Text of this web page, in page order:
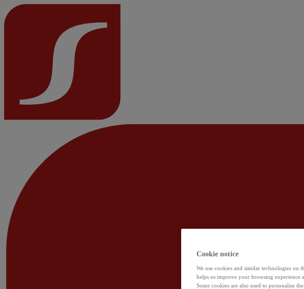
Cookie notice
We use cookies and similar technologies
helps us improve your browsing experience
Some cookies are also used to personalise